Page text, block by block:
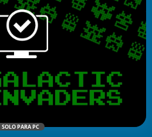
SOLO PARA PC